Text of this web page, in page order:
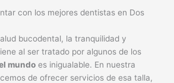
con los mejores dentistas en Dos
bucodental, la tranquilidad y
al ser tratado por algunos de los
mundo es inigualable. En nuestra
de ofrecer servicios de esa talla,